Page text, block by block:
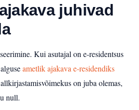
juhivad
Kui asutajal on e-residentsus
ametlik ajakava e-residendiks
on juba olemas,
null.